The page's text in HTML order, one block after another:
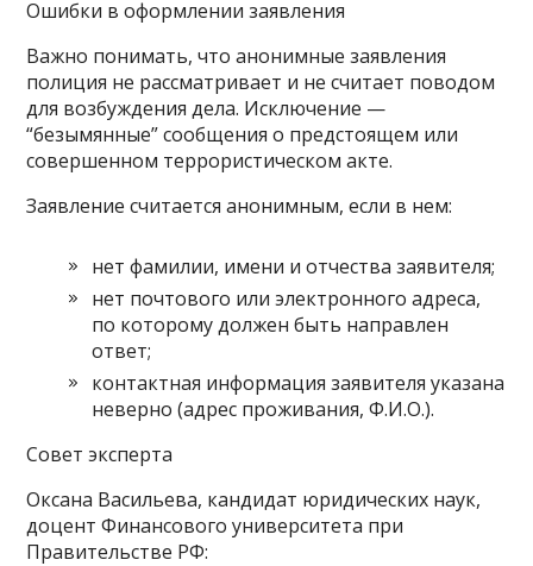
Ошибки в оформлении заявления
Важно понимать, что анонимные заявления
полиция не рассматривает и не считает поводом
для возбуждения дела. Исключение —
“безымянные” сообщения о предстоящем или
совершенном террористическом акте.
Заявление считается анонимным, если в нем:
нет фамилии, имени и отчества заявителя;
нет почтового или электронного адреса,
по которому должен быть направлен
ответ;
контактная информация заявителя указана
неверно (адрес проживания, Ф.И.О.).
Совет эксперта
Оксана Васильева, кандидат юридических наук,
доцент Финансового университета при
Правительстве РФ: